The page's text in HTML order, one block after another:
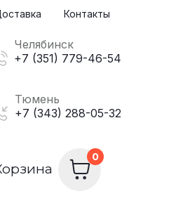
Контакты
Челябинск
+7 (351) 779-46-54
Тюмень
+7 (343) 288-05-32